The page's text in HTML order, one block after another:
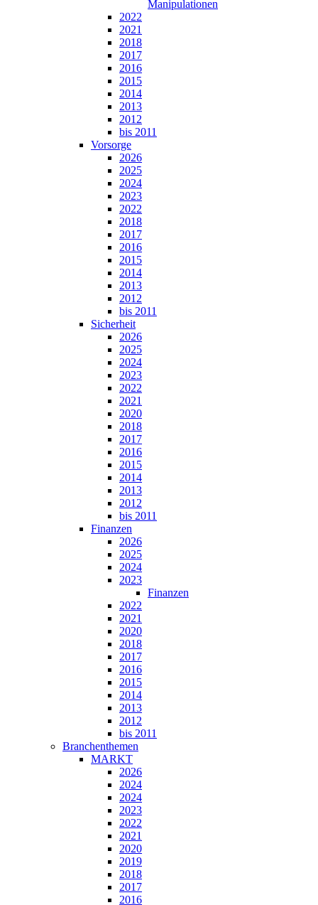
Manipulationen
2022
2021
2018
2017
2016
2015
2014
2013
2012
bis 2011
Vorsorge
2026
2025
2024
2023
2022
2018
2017
2016
2015
2014
2013
2012
bis 2011
Sicherheit
2026
2025
2024
2023
2022
2021
2020
2018
2017
2016
2015
2014
2013
2012
bis 2011
Finanzen
2026
2025
2024
2023
Finanzen
2022
2021
2020
2018
2017
2016
2015
2014
2013
2012
bis 2011
Branchenthemen
MARKT
2026
2024
2024
2023
2022
2021
2020
2019
2018
2017
2016